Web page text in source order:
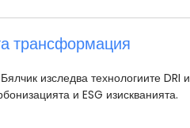
трансформация
изследва технологиите DRI и
и ESG изискванията.